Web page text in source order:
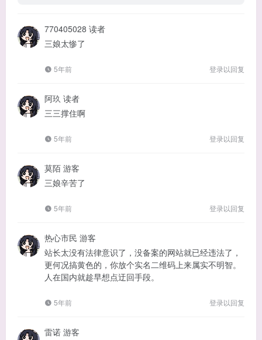
770405028 读者
三娘太惨了
5年前 登录以回复
阿玖 读者
三三撑住啊
5年前 登录以回复
莫陌 游客
三娘辛苦了
5年前 登录以回复
热心市民 游客
站长太没有法律意识了，没备案的网站就已经违法了，
更何况搞黄色的，你放个实名二维码上来属实不明智。
人在国内就趁早想点迂回手段。
5年前 登录以回复
雷诺 游客